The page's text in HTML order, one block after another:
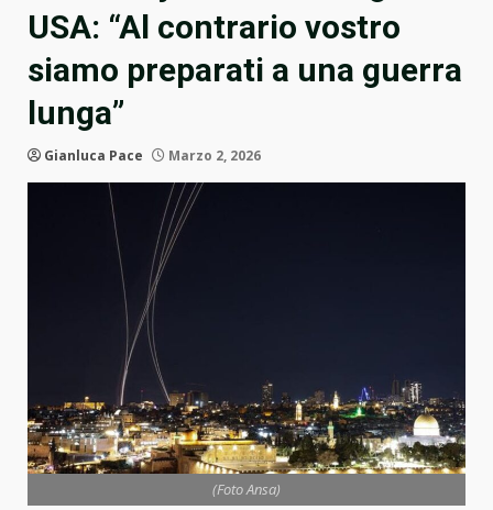
USA: “Al contrario vostro
siamo preparati a una guerra
lunga”
Gianluca Pace Marzo 2, 2026
(Foto Ansa)